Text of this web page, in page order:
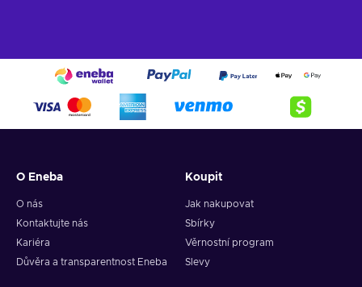
O Eneba
O nás
Kontaktujte nás
Kariéra
Důvěra a transparentnost Eneba
Koupit
Jak nakupovat
Sbírky
Věrnostní program
Slevy